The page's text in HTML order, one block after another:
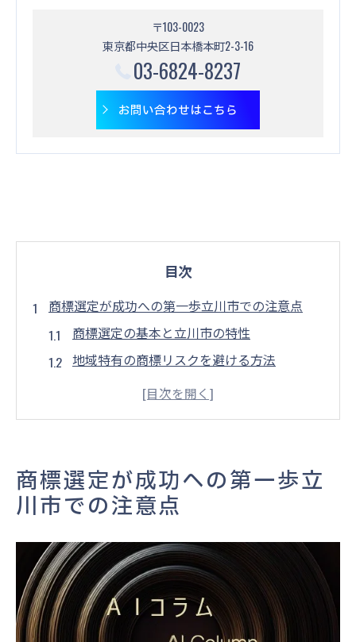
〒103-0023
東京都中央区日本橋本町2-3-16
03-6824-8237
お問い合わせはこちら
目次
商標選定が成功への第一歩立川市での注意点
商標選定の基本と立川市の特性
地域特有の商標リスクを避ける方法
立川市の市場における商標の重要性
成功する商標選定の実例とケーススタディ
立川市で商標調査を成功させるためのチェック
ポイント
効果的な商標調査の手順
商標調査で見落としがちなポイント
専門家の助言を活用する方法
立川市内での商標検索ツールの使い方
商標選定が成功への第一歩立
川市での注意点